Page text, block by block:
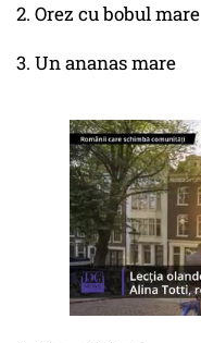
2. Orez cu bobul mare
3. Un ananas mare